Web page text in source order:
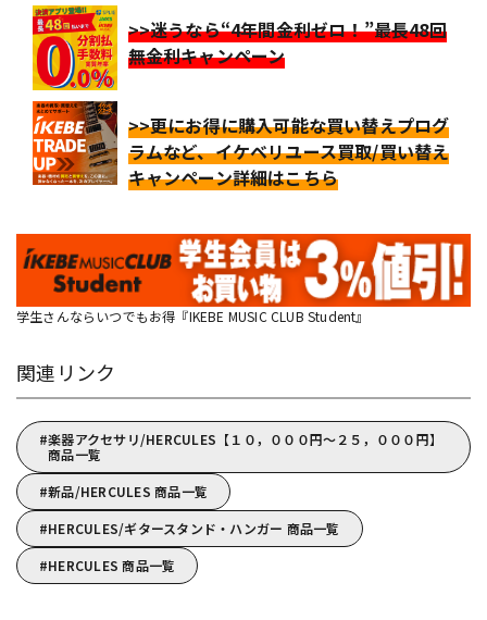
>>迷うなら“4年間金利ゼロ！”最長48回
無金利キャンペーン
>>更にお得に購入可能な買い替えプログ
ラムなど、イケベリユース買取/買い替え
キャンペーン詳細はこちら
学生さんならいつでもお得『IKEBE MUSIC CLUB Student』
関連リンク
楽器アクセサリ/HERCULES【１０，０００円～２５，０００円】
商品一覧
新品/HERCULES 商品一覧
HERCULES/ギタースタンド・ハンガー 商品一覧
HERCULES 商品一覧